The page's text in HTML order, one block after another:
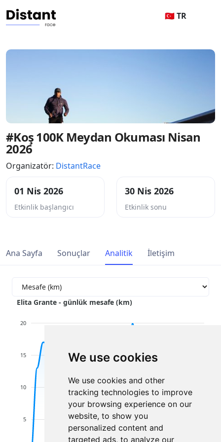
We use cookies
We use cookies and other
tracking technologies to improve
your browsing experience on our
website, to show you
personalized content and
targeted ads, to analyze our
🇹🇷 TR
#Koş 100K Meydan Okuması Nisan
2026
Organizatör: DistantRace
01 Nis 2026
Etkinlik başlangıcı
30 Nis 2026
Etkinlik sonu
Ana Sayfa Sonuçlar Analitik İletişim
Elita Grante - günlük mesafe (km)
20
15
10
5